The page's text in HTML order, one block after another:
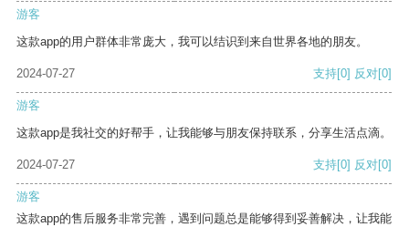
游客
这款app的用户群体非常庞大，我可以结识到来自世界各地的朋友。
2024-07-27 支持[0] 反对[0]
游客
这款app是我社交的好帮手，让我能够与朋友保持联系，分享生活点滴。
2024-07-27 支持[0] 反对[0]
游客
这款app的售后服务非常完善，遇到问题总是能够得到妥善解决，让我能